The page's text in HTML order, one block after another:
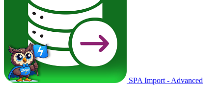
SPA Import - Advanced